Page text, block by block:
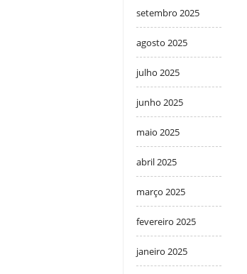
setembro 2025
agosto 2025
julho 2025
junho 2025
maio 2025
abril 2025
março 2025
fevereiro 2025
janeiro 2025